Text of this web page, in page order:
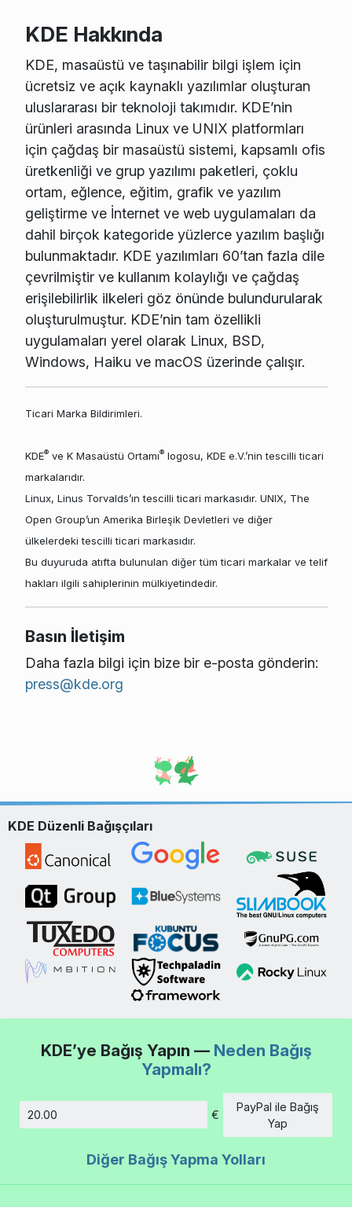
KDE Hakkında
KDE, masaüstü ve taşınabilir bilgi işlem için
ücretsiz ve açık kaynaklı yazılımlar oluşturan
uluslararası bir teknoloji takımıdır. KDE’nin
ürünleri arasında Linux ve UNIX platformları
için çağdaş bir masaüstü sistemi, kapsamlı ofis
üretkenliği ve grup yazılımı paketleri, çoklu
ortam, eğlence, eğitim, grafik ve yazılım
geliştirme ve İnternet ve web uygulamaları da
dahil birçok kategoride yüzlerce yazılım başlığı
bulunmaktadır. KDE yazılımları 60’tan fazla dile
çevrilmiştir ve kullanım kolaylığı ve çağdaş
erişilebilirlik ilkeleri göz önünde bulundurularak
oluşturulmuştur. KDE’nin tam özellikli
uygulamaları yerel olarak Linux, BSD,
Windows, Haiku ve macOS üzerinde çalışır.
Ticari Marka Bildirimleri.
KDE®ve K Masaüstü Ortamı®logosu, KDE e.V.’nin tescilli ticari
markalarıdır.
Linux, Linus Torvalds’ın tescilli ticari markasıdır. UNIX, The
Open Group’un Amerika Birleşik Devletleri ve diğer
ülkelerdeki tescilli ticari markasıdır.
Bu duyuruda atıfta bulunulan diğer tüm ticari markalar ve telif
hakları ilgili sahiplerinin mülkiyetindedir.
Basın İletişim
Daha fazla bilgi için bize bir e-posta gönderin:
press@kde.org
KDE Düzenli Bağışçıları
KDE’ye Bağış Yapın — Neden Bağış
Yapmalı?
€
PayPal ile Bağış
Yap
Diğer Bağış Yapma Yolları